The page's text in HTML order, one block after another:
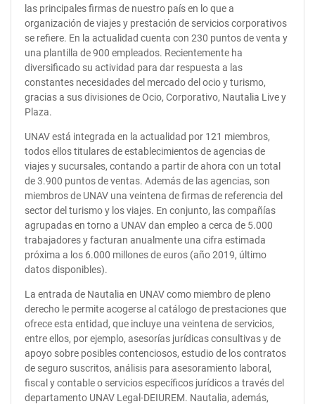
las principales firmas de nuestro país en lo que a
organización de viajes y prestación de servicios corporativos
se refiere. En la actualidad cuenta con 230 puntos de venta y
una plantilla de 900 empleados. Recientemente ha
diversificado su actividad para dar respuesta a las
constantes necesidades del mercado del ocio y turismo,
gracias a sus divisiones de Ocio, Corporativo, Nautalia Live y
Plaza.
UNAV está integrada en la actualidad por 121 miembros,
todos ellos titulares de establecimientos de agencias de
viajes y sucursales, contando a partir de ahora con un total
de 3.900 puntos de ventas. Además de las agencias, son
miembros de UNAV una veintena de firmas de referencia del
sector del turismo y los viajes. En conjunto, las compañías
agrupadas en torno a UNAV dan empleo a cerca de 5.000
trabajadores y facturan anualmente una cifra estimada
próxima a los 6.000 millones de euros (año 2019, último
datos disponibles).
La entrada de Nautalia en UNAV como miembro de pleno
derecho le permite acogerse al catálogo de prestaciones que
ofrece esta entidad, que incluye una veintena de servicios,
entre ellos, por ejemplo, asesorías jurídicas consultivas y de
apoyo sobre posibles contenciosos, estudio de los contratos
de seguro suscritos, análisis para asesoramiento laboral,
fiscal y contable o servicios específicos jurídicos a través del
departamento UNAV Legal-DEIUREM. Nautalia, además,